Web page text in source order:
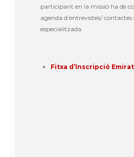
participant en la missió ha de
agenda d’entrevistes/
especialitzada.
Fitxa d’Inscripció